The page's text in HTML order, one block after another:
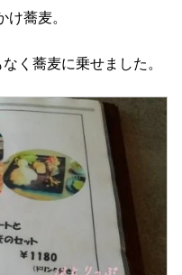
蕎麦。
く蕎麦に乗せました。